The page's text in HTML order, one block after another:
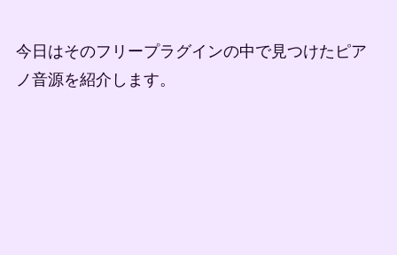
今日はそのフリープラグインの中で見つけたピア
ノ音源を紹介します。